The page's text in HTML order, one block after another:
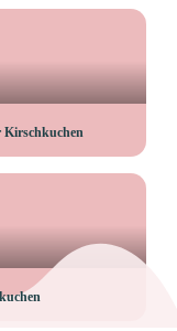
Kirschkuchen